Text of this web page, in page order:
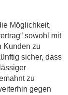
Möglichkeit,
sowohl mit
Kunden zu
sicher, dass
zu
gegen